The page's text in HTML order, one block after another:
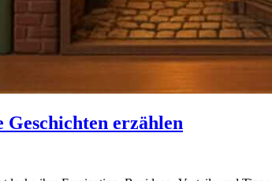
erzählen